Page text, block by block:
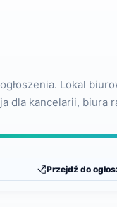
Lokal
dla kancelarii, biura
Przejdź do